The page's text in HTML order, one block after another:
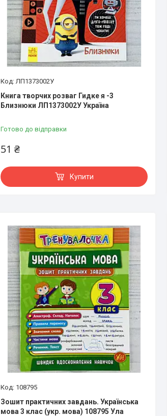
ЛП1373002У
Книга творчих розваг Гидке я -3
Близнюки ЛП1373002У Україна
Готово до відправки
51 ₴
Купити
108795
Зошит практичних завдань. Українська
мова 3 клас (укр. мова) 108795 Ула